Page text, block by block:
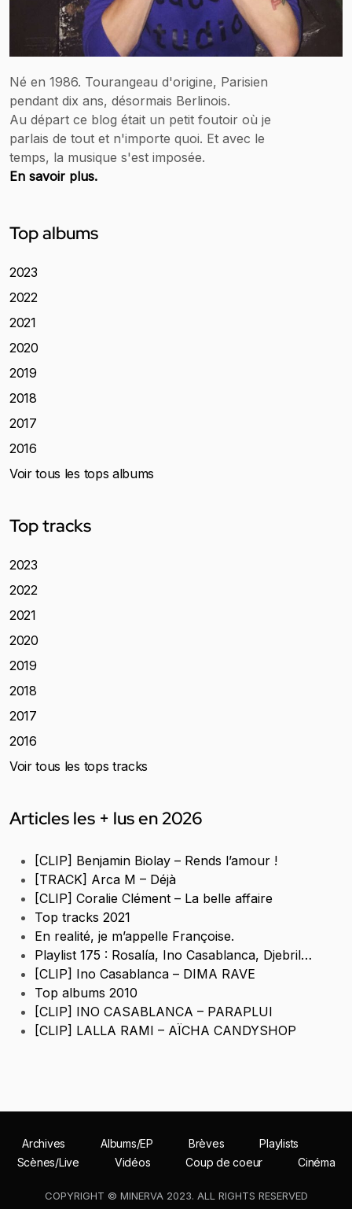
Né en 1986. Tourangeau d'origine, Parisien
pendant dix ans, désormais Berlinois.
Au départ ce blog était un petit foutoir où je
parlais de tout et n'importe quoi. Et avec le
temps, la musique s'est imposée.
En savoir plus.
Top albums
2023
2022
2021
2020
2019
2018
2017
2016
Voir tous les tops albums
Top tracks
2023
2022
2021
2020
2019
2018
2017
2016
Voir tous les tops tracks
Articles les + lus en 2026
[CLIP] Benjamin Biolay – Rends l’amour !
[TRACK] Arca M – Déjà
[CLIP] Coralie Clément – La belle affaire
Top tracks 2021
En realité, je m’appelle Françoise.
Playlist 175 : Rosalía, Ino Casablanca, Djebril…
[CLIP] Ino Casablanca – DIMA RAVE
Top albums 2010
[CLIP] INO CASABLANCA – PARAPLUI
[CLIP] LALLA RAMI – AÏCHA CANDYSHOP
Archives Albums/EP Brèves
Playlists
Scènes/Live
Vidéos Coup de coeur Cinéma
COPYRIGHT © MINERVA 2023. ALL RIGHTS RESERVED